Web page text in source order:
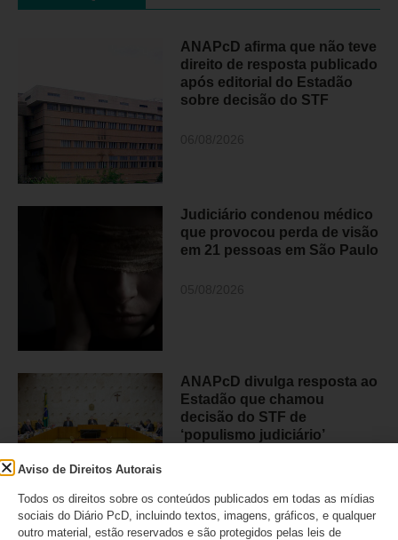
ANAPcD afirma que não teve
direito de resposta publicado
após editorial do Estadão
sobre decisão do STF
Judiciário condenou médico
que provocou perda de visão
em 21 pessoas em São Paulo
ANAPcD divulga resposta ao
Estadão que chamou
decisão do STF de
‘populismo judiciário’
Aviso de Direitos Autorais
Todos os direitos sobre os conteúdos publicados em todas as mídias
sociais do Diário PcD, incluindo textos, imagens, gráficos, e qualquer
outro material, estão reservados e são protegidos pelas leis de